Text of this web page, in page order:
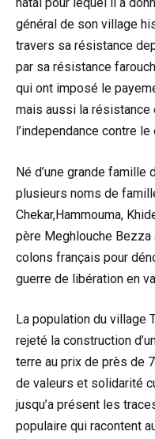
général de son village
travers sa résistance
par sa résistance
qui ont imposé le
mais aussi la
l’independance contre
Né d’une grande
plusieurs noms de
Chekar,Hammouma,
père Meghlouche
colons français pour
guerre de libération en
La population du village
rejeté la construction
terre au prix de près de
de valeurs et solidarité
jusqu’a présent les
populaire qui racontent